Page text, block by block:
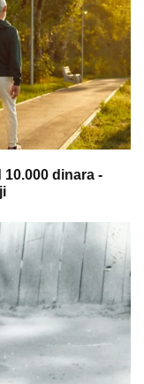
dinara -